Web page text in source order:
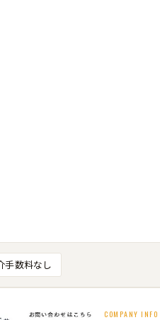
手数料なし
COMPANY INFO